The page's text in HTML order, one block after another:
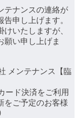
テナンスの連絡が
申し上げます。
いたしますが、
願い申し上げま
メンテナンス【臨
ード決済をご利用
をご予定のお客様